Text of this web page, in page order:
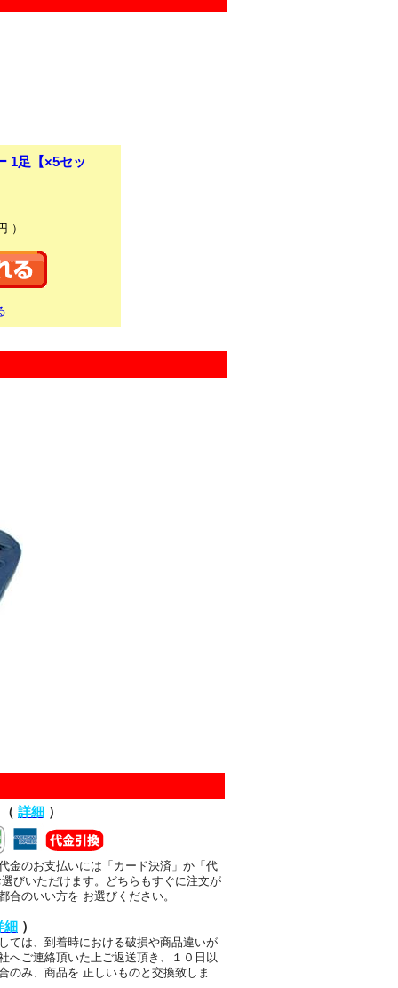
1足【×5セッ
）
詳細 ）
金のお支払いには「カード決済」か「代
びいただけます。どちらもすぐに注文が
合のいい方を お選びください。
細 ）
ては、到着時における破損や商品違いが
へご連絡頂いた上ご返送頂き、１０日以
のみ、商品を 正しいものと交換致しま